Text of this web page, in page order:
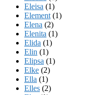
Eleisa (1)
Element (1)
Elena (2)
Elenita (1)
Elida (1)
Elin (1)
Elipsa (1)
Elke (2)
Ella (1)
Elles (2)